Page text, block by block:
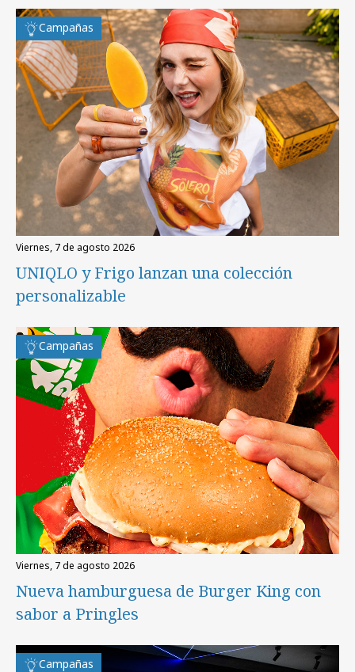
Campañas
viernes, 7 de agosto 2026
UNIQLO y Frigo lanzan una colección
personalizable
Campañas
viernes, 7 de agosto 2026
Nueva hamburguesa de Burger King con
sabor a Pringles
Campañas